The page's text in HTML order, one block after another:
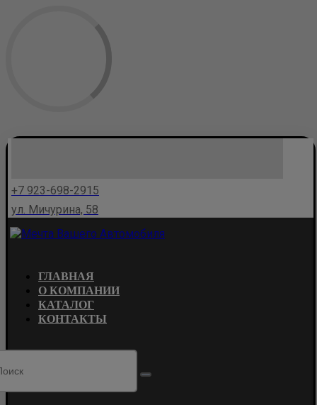
+7 923-698-2915
ул. Мичурина, 58
ГЛАВНАЯ
О КОМПАНИИ
КАТАЛОГ
КОНТАКТЫ